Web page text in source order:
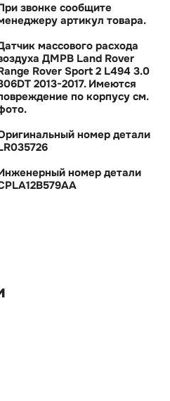
звонке сообщите
артикул товара.
массового расхода
ДМРВ Land Rover
Rover Sport 2 L494 3.0
2013-2017. Имеются
по корпусу см.
номер детали
номер детали